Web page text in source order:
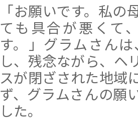
「お願いです。私
ても具合が悪くて
す。」グラムさん
し、残念ながら、ヘ
スが閉ざされた地域
ず、グラムさんの願
した。